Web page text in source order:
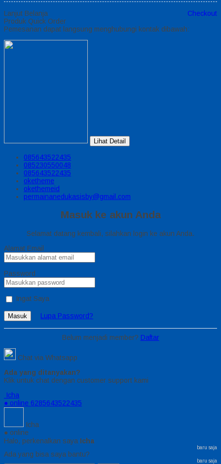
Lanjut Belanja
Checkout
Produk Quick Order
Pemesanan dapat langsung menghubungi kontak dibawah:
Lihat Detail
085643522435
085230550048
085643522435
oketheme
okethemeid
permainanedukasisby@gmail.com
Masuk ke akun Anda
Selamat datang kembali, silahkan login ke akun Anda.
Alamat Email
Password
Ingat Saya
Masuk Lupa Password?
Belum menjadi member? Daftar
Chat via Whatsapp
Ada yang ditanyakan?
Klik untuk chat dengan customer support kami
Icha
● online 6285643522435
Icha
● online
Halo, perkenalkan saya Icha
baru saja
Ada yang bisa saya bantu?
baru saja